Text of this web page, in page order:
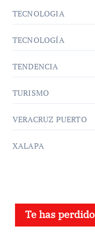
TECNOLOGIA
TECNOLOGÍA
TENDENCIA
TURISMO
VERACRUZ PUERTO
XALAPA
Te has perdido